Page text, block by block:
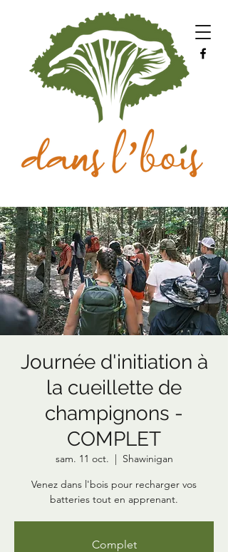
Journée d'initiation à
la cueillette de
champignons -
COMPLET
sam. 11 oct.
  |
Shawinigan
Venez dans l'bois pour recharger vos
batteries tout en apprenant.
Complet